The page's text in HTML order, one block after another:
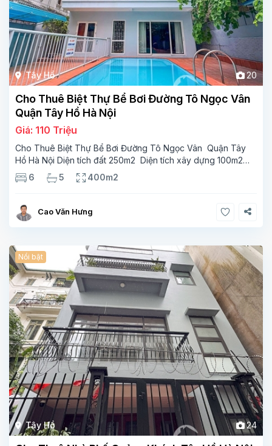
Tây Hồ 20
Cho Thuê Biệt Thự Bể Bơi Đường Tô Ngọc Vân
Quận Tây Hồ Hà Nội
Giá: 110 Triệu
Cho Thuê Biệt Thự Bể Bơi Đường Tô Ngọc Vân Quận Tây
Hồ Hà Nội Diện tích đất 250m2 Diện tích xây dựng 100m2
Xây 4 tầng, 6 phòng ngủ 5 phòng tắm Tầng 1, , phòng
khách , phòng bếp-1wc Tầng 2, 2 phòng
6 5 400m2
Cao Văn Hưng
Tây Hồ 24
Nổi bật